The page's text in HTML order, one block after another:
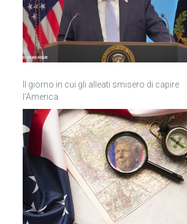
Il giorno in cui gli alleati smisero di capire
l’America